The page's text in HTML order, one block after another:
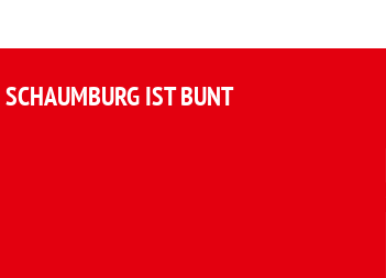
SCHAUMBURG IST BUNT